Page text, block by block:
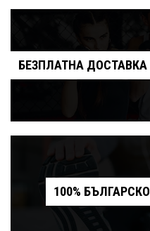
БЕЗПЛАТНА ДОСТАВКА
100% БЪЛГАРСКО